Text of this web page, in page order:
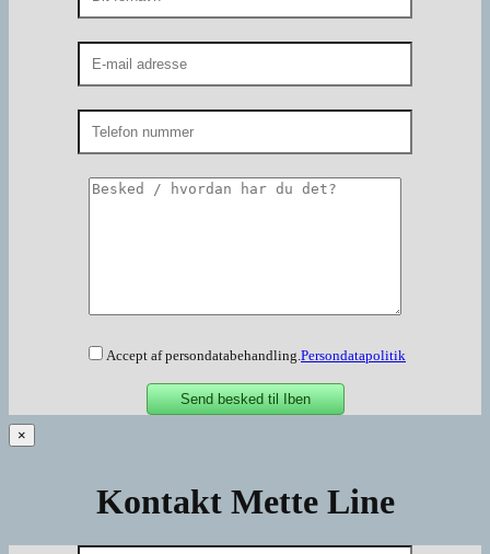
Accept af persondatabehandling.Persondatapolitik
×
Kontakt Mette Line